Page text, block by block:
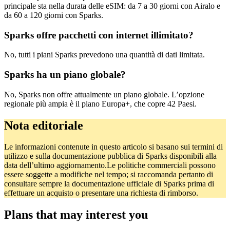
principale sta nella durata delle eSIM: da 7 a 30 giorni con Airalo e
da 60 a 120 giorni con Sparks.
Sparks offre pacchetti con internet illimitato?
No, tutti i piani Sparks prevedono una quantità di dati limitata.
Sparks ha un piano globale?
No, Sparks non offre attualmente un piano globale. L’opzione
regionale più ampia è il piano Europa+, che copre 42 Paesi.
Nota editoriale
Le informazioni contenute in questo articolo si basano sui termini di
utilizzo e sulla documentazione pubblica di Sparks disponibili alla
data dell’ultimo aggiornamento.Le politiche commerciali possono
essere soggette a modifiche nel tempo; si raccomanda pertanto di
consultare sempre la documentazione ufficiale di Sparks prima di
effettuare un acquisto o presentare una richiesta di rimborso.
Plans that may interest you